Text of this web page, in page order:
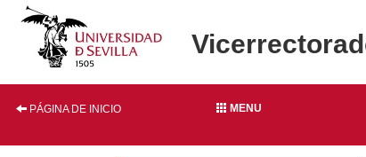
PÁGINA DE INICIO MENU